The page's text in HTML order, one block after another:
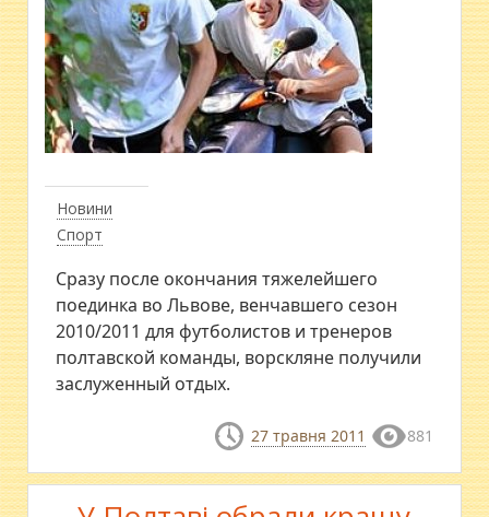
Новини
Спорт
Сразу после окончания тяжелейшего
поединка во Львове, венчавшего сезон
2010/2011 для футболистов и тренеров
полтавской команды, ворскляне получили
заслуженный отдых.
27 травня 2011 881